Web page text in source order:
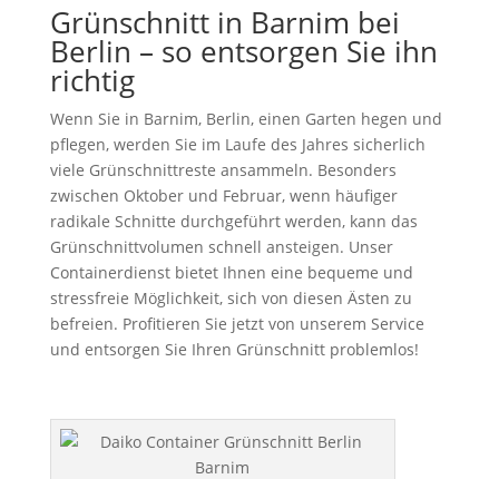
Grünschnitt in Barnim bei
Berlin – so entsorgen Sie ihn
richtig
Wenn Sie in Barnim, Berlin, einen Garten hegen und
pflegen, werden Sie im Laufe des Jahres sicherlich
viele Grünschnittreste ansammeln. Besonders
zwischen Oktober und Februar, wenn häufiger
radikale Schnitte durchgeführt werden, kann das
Grünschnittvolumen schnell ansteigen. Unser
Containerdienst bietet Ihnen eine bequeme und
stressfreie Möglichkeit, sich von diesen Ästen zu
befreien. Profitieren Sie jetzt von unserem Service
und entsorgen Sie Ihren Grünschnitt problemlos!